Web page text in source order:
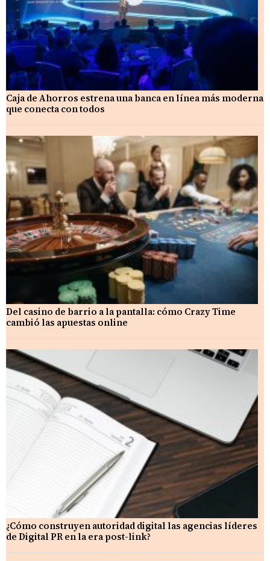
Caja de Ahorros estrena una banca en línea más moderna
que conecta con todos
Del casino de barrio a la pantalla: cómo Crazy Time
cambió las apuestas online
¿Cómo construyen autoridad digital las agencias líderes
de Digital PR en la era post-link?